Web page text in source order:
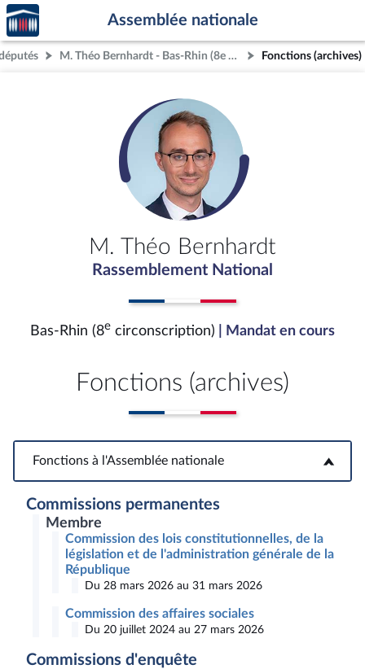
Aller au contenu
Aller en bas de la page
Accèder
à la
page
d'accueil
Assemblée nationale
M. Théo Bernhardt - Bas-Rhin (8e circonscription) Fonctions (archives)
M. Théo Bernhardt
Rassemblement National
Bas-Rhin (8e circonscription) | Mandat en cours
Fonctions (archives)
Fonctions à l'Assemblée nationale
Fonctions à l'Assemblée nationale
Commissions permanentes
Membre
Commission des lois constitutionnelles, de la
législation et de l'administration générale de la
République
Du 28 mars 2026 au 31 mars 2026
Commission des affaires sociales
Du 20 juillet 2024 au 27 mars 2026
Commissions d'enquête